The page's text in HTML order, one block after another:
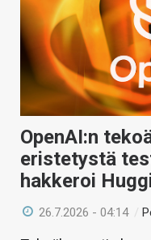
OpenAI:n
eristetystä
hakkeroi
26.7.2026 - 04:14 /